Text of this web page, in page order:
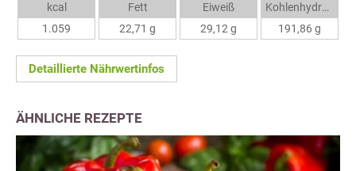
kcal
1.059
Fett
22,71 g
Eiweiß
29,12 g
Kohlenhydrate
191,86 g
Detaillierte Nährwertinfos
ÄHNLICHE REZEPTE